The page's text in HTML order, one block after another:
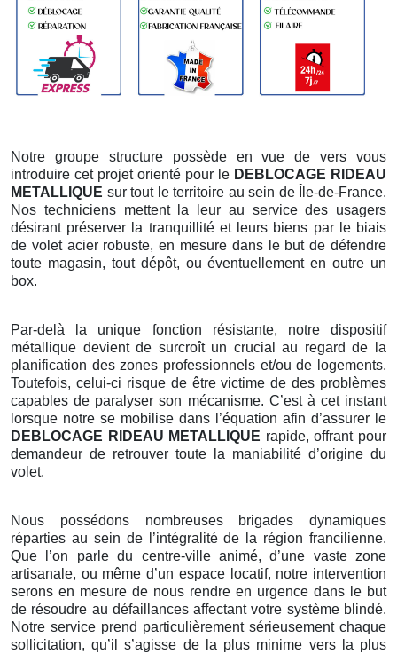
Notre groupe structure possède en vue de vers vous
introduire cet projet orienté pour le DEBLOCAGE RIDEAU
METALLIQUE sur tout le territoire au sein de Île-de-France.
Nos techniciens mettent la leur au service des usagers
désirant préserver la tranquillité et leurs biens par le biais
de volet acier robuste, en mesure dans le but de défendre
toute magasin, tout dépôt, ou éventuellement en outre un
box.
Par-delà la unique fonction résistante, notre dispositif
métallique devient de surcroît un crucial au regard de la
planification des zones professionnels et/ou de logements.
Toutefois, celui-ci risque de être victime de des problèmes
capables de paralyser son mécanisme. C’est à cet instant
lorsque notre se mobilise dans l’équation afin d’assurer le
DEBLOCAGE RIDEAU METALLIQUE rapide, offrant pour
demandeur de retrouver toute la maniabilité d’origine du
volet.
Nous possédons nombreuses brigades dynamiques
réparties au sein de l’intégralité de la région francilienne.
Que l’on parle du centre-ville animé, d’une vaste zone
artisanale, ou même d’un espace locatif, notre intervention
serons en mesure de nous rendre en urgence dans le but
de résoudre au défaillances affectant votre système blindé.
Notre service prend particulièrement sérieusement chaque
sollicitation, qu’il s’agisse de la plus minime vers la plus